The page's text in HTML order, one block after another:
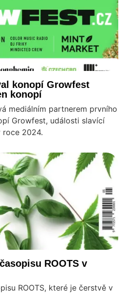
konopí Growfest
konopí
mediálním partnerem prvního
Growfest, události slavící
roce 2024.
ROOTS v
ROOTS, které je čerstvě v